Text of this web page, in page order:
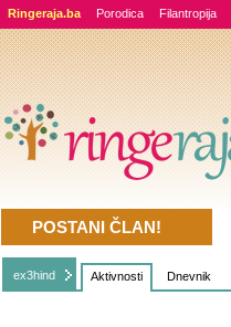
Ringeraja.ba Porodica Filantropija
ex3hind Aktivnosti Dnevnik
POSTANI ČLAN!